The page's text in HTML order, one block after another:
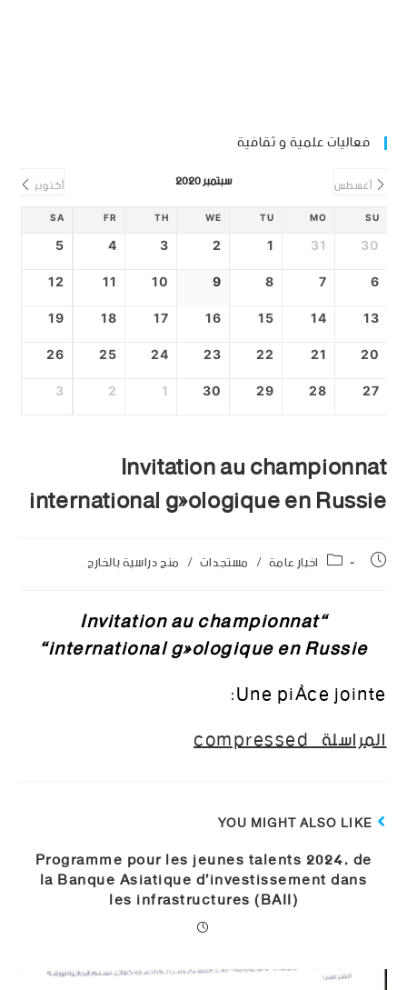
فعاليات علمية و ثقافية
أغسطس سبتمبر 2020 أكتوبر
SU
MO
TU
WE
TH
FR
SA
30
31
1
2
3
4
5
6
7
8
9
10
11
12
13
14
15
16
17
18
19
20
21
22
23
24
25
26
27
28
29
30
1
2
3
Invitation au championnat
international géologique en Russie
اخبار عامة / مستجدات / منح دراسية بالخارج
“
Invitation au championnat
international géologique en Russie
“
Une pièce jointe:
المراسلة_compressed
YOU MIGHT ALSO LIKE
Programme pour les jeunes talents 2024, de
la Banque Asiatique d’investissement dans
les infrastructures (BAII)